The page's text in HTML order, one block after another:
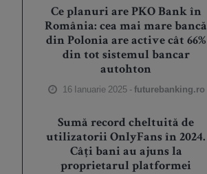
Ce planuri are PKO Bank în
România: cea mai mare bancă
din Polonia are active cât 66%
din tot sistemul bancar
autohton
16 Ianuarie 2025 -futurebanking.ro
Sumă record cheltuită de
utilizatorii OnlyFans în 2024.
Câți bani au ajuns la
proprietarul platformei